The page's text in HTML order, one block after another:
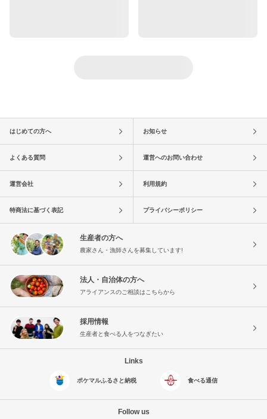
はじめての方へ お知らせ
よくある質問 運営へのお問い合わせ
運営会社 利用規約
特商法に基づく表記 プライバシーポリシー
生産者の方へ
農家さん・漁師さんを募集しています!
法人・自治体の方へ
アライアンスのご相談はこちらから
採用情報
生産者と食べる人をつなぎたい
Links
ポケマルふるさと納税 食べる通信
Follow us